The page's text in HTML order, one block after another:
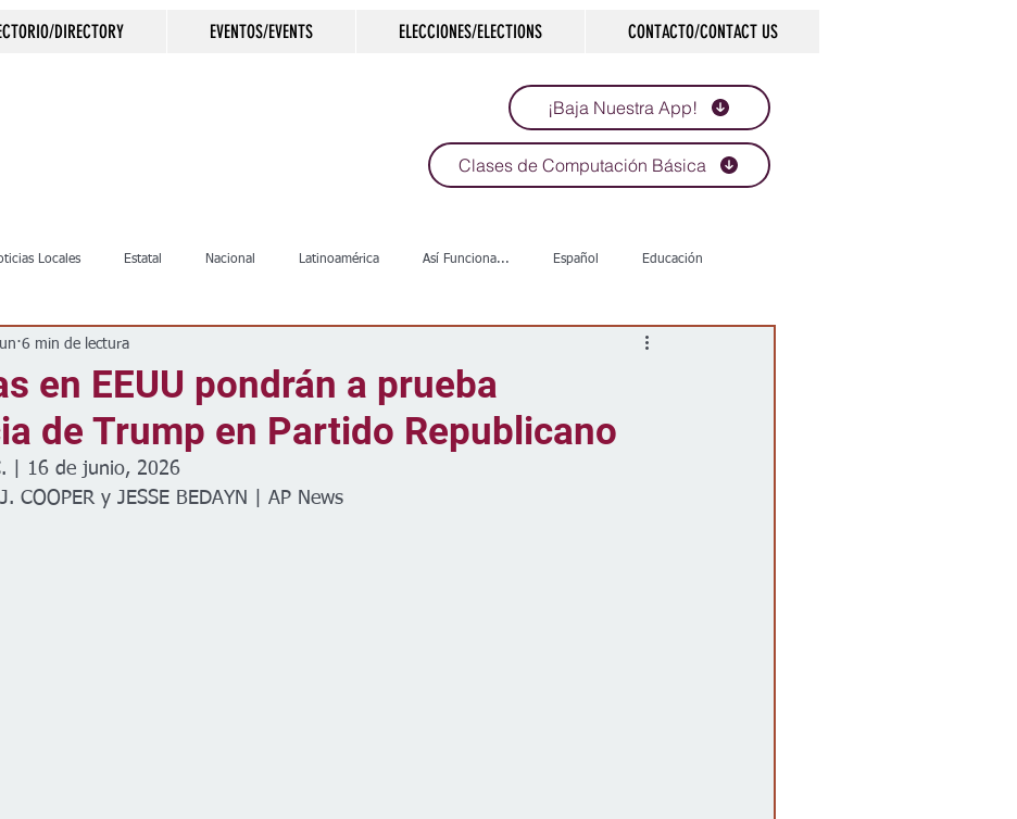
DIRECTORY EVENTOS/EVENTS ELECCIONES/ELECTIONS CONTACTO/CONTACT US
¡Baja Nuestra App!
Clases de Computación Básica
Locales Estatal Nacional Latinoamérica Así Funciona... Español Educación
Negocios Salud
Escuelas Calles Desamparados Carreteras Comunidad Historias que inspiran
en EEUU pondrán a prueba
de Trump en Partido Republicano
6 min de lectura
| 16 de junio, 2026
COOPER y JESSE BEDAYN | AP News